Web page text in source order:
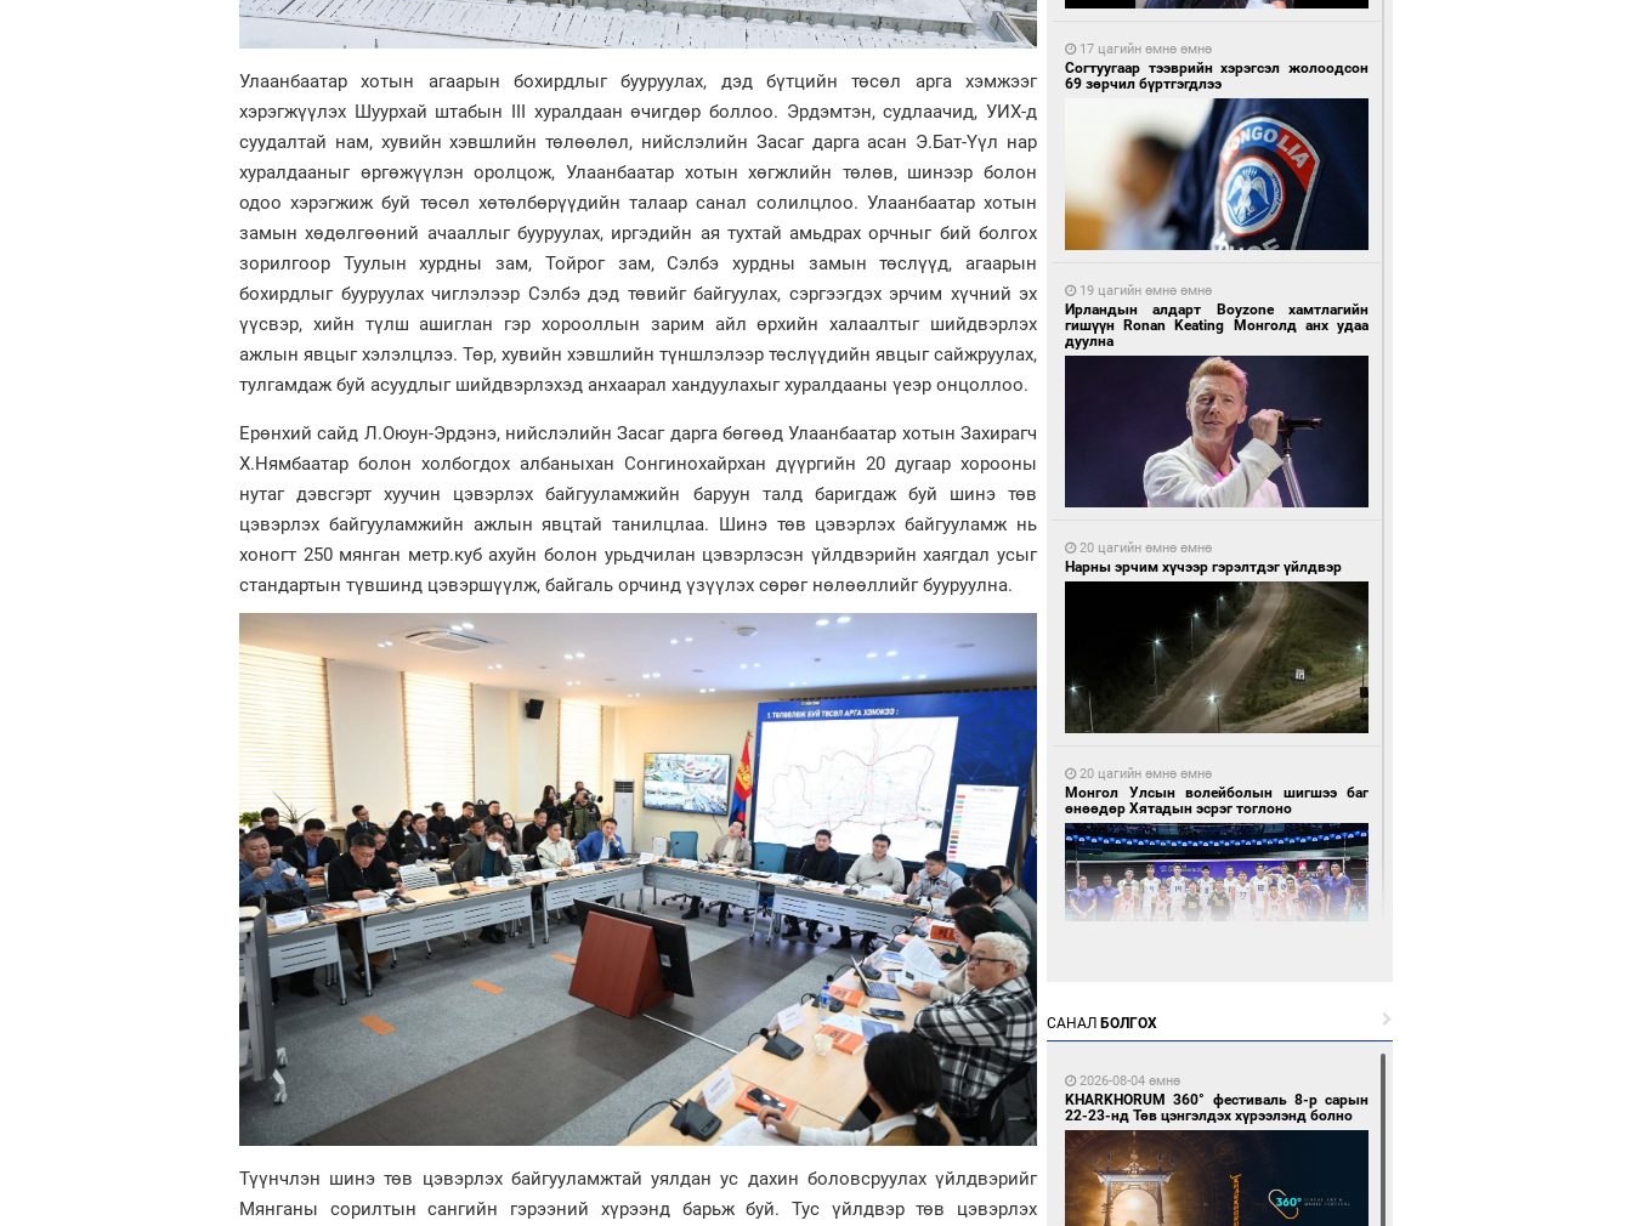
Улаанбаатар хотын агаарын бохирдлыг бууруулах, дэд бүтцийн төсөл арга хэмжээг
хэрэгжүүлэх Шуурхай штабын III хуралдаан өчигдөр боллоо. Эрдэмтэн, судлаачид, УИХ-д
суудалтай нам, хувийн хэвшлийн төлөөлөл, нийслэлийн Засаг дарга асан Э.Бат-Үүл нар
хуралдааныг өргөжүүлэн оролцож, Улаанбаатар хотын хөгжлийн төлөв, шинээр болон
одоо хэрэгжиж буй төсөл хөтөлбөрүүдийн талаар санал солилцлоо. Улаанбаатар хотын
замын хөдөлгөөний ачааллыг бууруулах, иргэдийн ая тухтай амьдрах орчныг бий болгох
зорилгоор Туулын хурдны зам, Тойрог зам, Сэлбэ хурдны замын төслүүд, агаарын
бохирдлыг бууруулах чиглэлээр Сэлбэ дэд төвийг байгуулах, сэргээгдэх эрчим хүчний эх
үүсвэр, хийн түлш ашиглан гэр хорооллын зарим айл өрхийн халаалтыг шийдвэрлэх
ажлын явцыг хэлэлцлээ. Төр, хувийн хэвшлийн түншлэлээр төслүүдийн явцыг сайжруулах,
тулгамдаж буй асуудлыг шийдвэрлэхэд анхаарал хандуулахыг хуралдааны үеэр онцоллоо.
Ерөнхий сайд Л.Оюун-Эрдэнэ, нийслэлийн Засаг дарга бөгөөд Улаанбаатар хотын Захирагч
Х.Нямбаатар болон холбогдох албаныхан Сонгинохайрхан дүүргийн 20 дугаар хорооны
нутаг дэвсгэрт хуучин цэвэрлэх байгууламжийн баруун талд баригдаж буй шинэ төв
цэвэрлэх байгууламжийн ажлын явцтай танилцлаа. Шинэ төв цэвэрлэх байгууламж нь
хоногт 250 мянган метр.куб ахуйн болон урьдчилан цэвэрлэсэн үйлдвэрийн хаягдал усыг
стандартын түвшинд цэвэршүүлж, байгаль орчинд үзүүлэх сөрөг нөлөөллийг бууруулна.
Түүнчлэн шинэ төв цэвэрлэх байгууламжтай уялдан ус дахин боловсруулах үйлдвэрийг
Мянганы сорилтын сангийн гэрээний хүрээнд барьж буй. Тус үйлдвэр төв цэвэрлэх
17 цагийн өмнө өмнө
Согтуугаар тээврийн хэрэгсэл жолоодсон
69 зөрчил бүртгэгдлээ
19 цагийн өмнө өмнө
Ирландын алдарт Boyzone хамтлагийн
гишүүн Ronan Keating Монголд анх удаа
дуулна
20 цагийн өмнө өмнө
Нарны эрчим хүчээр гэрэлтдэг үйлдвэр
20 цагийн өмнө өмнө
Монгол Улсын волейболын шигшээ баг
өнөөдөр Хятадын эсрэг тоглоно
20 цагийн өмнө өмнө
САНАЛ БОЛГОХ
2026-08-04 өмнө
KHARKHORUM 360° фестиваль 8-р сарын
22-23-нд Төв цэнгэлдэх хүрээлэнд болно